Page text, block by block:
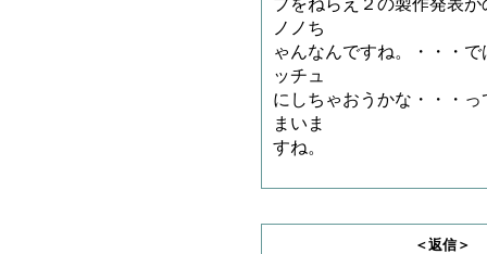
プをねらえ２の製作発表
ノノち
ゃんなんですね。・・・
ッチュ
にしちゃおうかな・・・
まいま
すね。
＜返信＞ とろ